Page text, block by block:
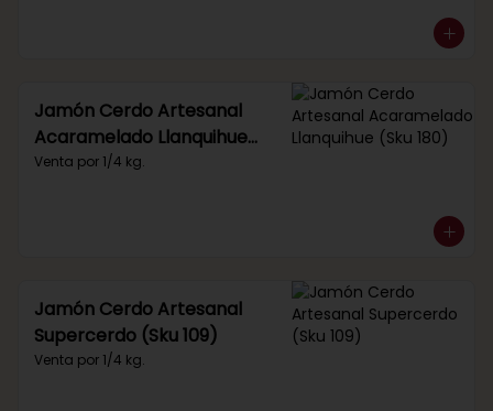
Jamón Cerdo Artesanal
Acaramelado Llanquihue
(Sku 180)
Venta por 1/4 kg.
Jamón Cerdo Artesanal
Supercerdo (Sku 109)
Venta por 1/4 kg.